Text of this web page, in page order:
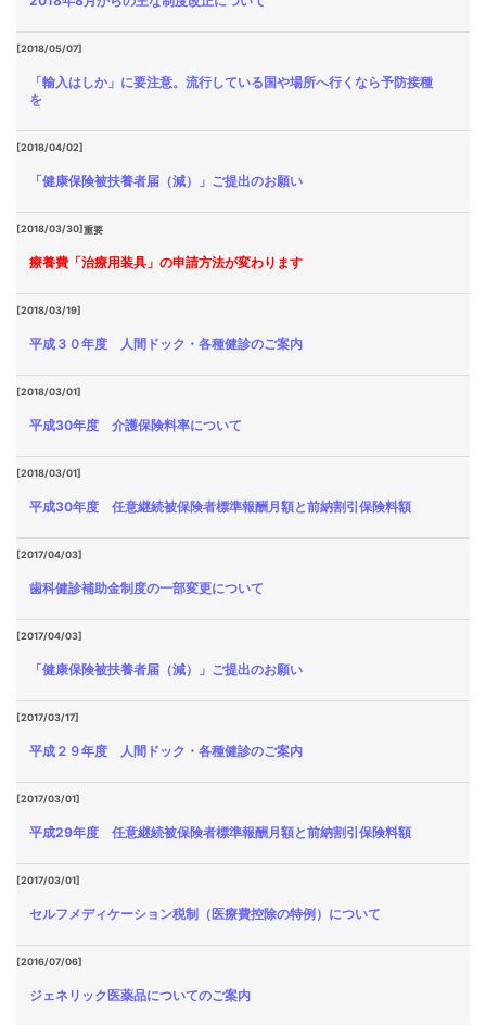
[2018/05/07]
「輸入はしか」に要注意。流行している国や場所へ行くなら予防接種
を
[2018/04/02]
「健康保険被扶養者届（減）」ご提出のお願い
[2018/03/30]重要
療養費「治療用装具」の申請方法が変わります
[2018/03/19]
平成３０年度 人間ドック・各種健診のご案内
[2018/03/01]
平成30年度 介護保険料率について
[2018/03/01]
平成30年度 任意継続被保険者標準報酬月額と前納割引保険料額
[2017/04/03]
歯科健診補助金制度の一部変更について
[2017/04/03]
「健康保険被扶養者届（減）」ご提出のお願い
[2017/03/17]
平成２９年度 人間ドック・各種健診のご案内
[2017/03/01]
平成29年度 任意継続被保険者標準報酬月額と前納割引保険料額
[2017/03/01]
セルフメディケーション税制（医療費控除の特例）について
[2016/07/06]
ジェネリック医薬品についてのご案内